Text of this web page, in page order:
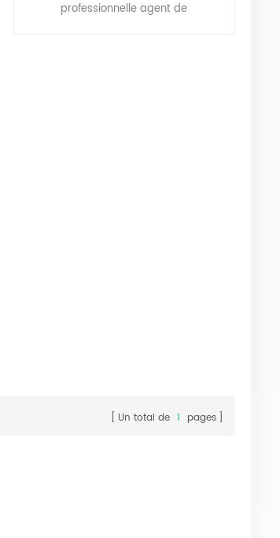
professionnelle agent de
Un total de 1 pages